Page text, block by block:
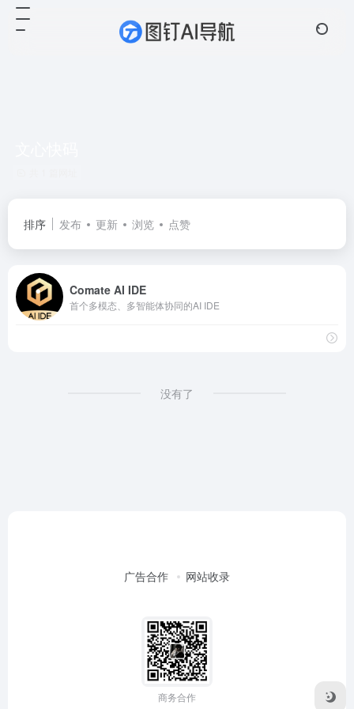
排序 发布 更新 浏览 点赞
Comate AI IDE
首个多模态、多智能体协同的AI IDE
没有了
广告合作 网站收录
商务合作